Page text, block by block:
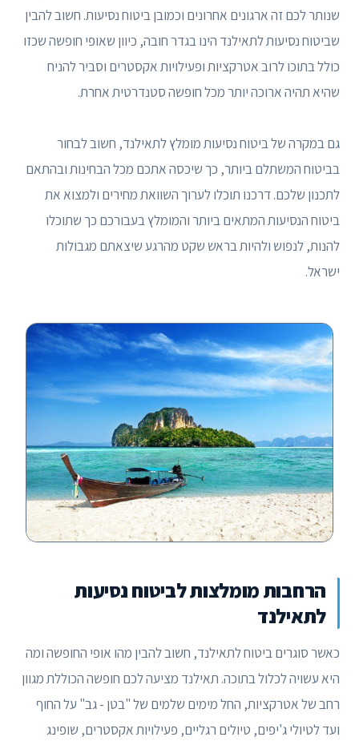
שנותר לכם זה ארגונים אחרונים וכמובן ביטוח נסיעות. חשוב להבין
שביטוח נסיעות לתאילנד הינו בגדר חובה, כיוון שאופי חופשה שכזו
כולל בתוכו לרוב אטרקציות ופעילויות אקסטרים וסביר להניח
שהיא תהיה ארוכה יותר מכל חופשה סטנדרטית אחרת.
גם במקרה של ביטוח נסיעות מומלץ לתאילנד, חשוב לבחור
בביטוח המשתלם ביותר, כך שיכסה אתכם מכל הבחינות ובהתאם
לתכנון שלכם. דרכנו תוכלו לערוך השוואת מחירים ולמצוא את
ביטוח הנסיעות המתאים ביותר והמומלץ בעבורכם כך שתוכלו
להנות, לנפוש ולהיות בראש שקט מהרגע שיצאתם מגבולות
ישראל.
הרחבות מומלצות לביטוח נסיעות
לתאילנד
כאשר סוגרים ביטוח לתאילנד, חשוב להבין מהו אופי החופשה ומה
היא עשויה לכלול בתוכה. תאילנד מציעה לכם חופשה הכוללת מגוון
רחב של אטרקציות, החל מימים שלמים של "בטן - גב" על החוף
ועד לטיולי ג'יפים, טיולים רגליים, פעילויות אקסטרים, שופינג